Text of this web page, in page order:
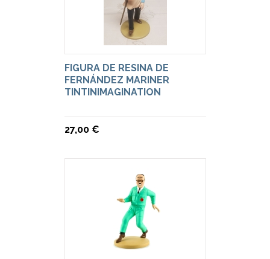
FIGURA DE RESINA DE
FERNÁNDEZ MARINER
TINTINIMAGINATION
27,00 €